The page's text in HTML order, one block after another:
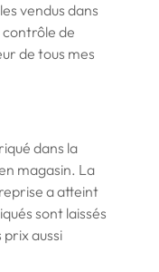
vendus dans
de
de tous mes
dans la
magasin. La
a atteint
sont laissés
aussi